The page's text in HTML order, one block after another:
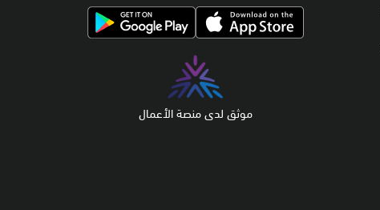
موثق لدى منصة الأعمال